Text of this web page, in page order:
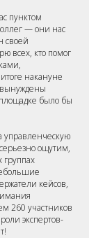
пунктом
— они нас
своей
всех, кто помог
накануне
было бы
управленческую
ощутим,
кейсов,
260 участников
экспертов-